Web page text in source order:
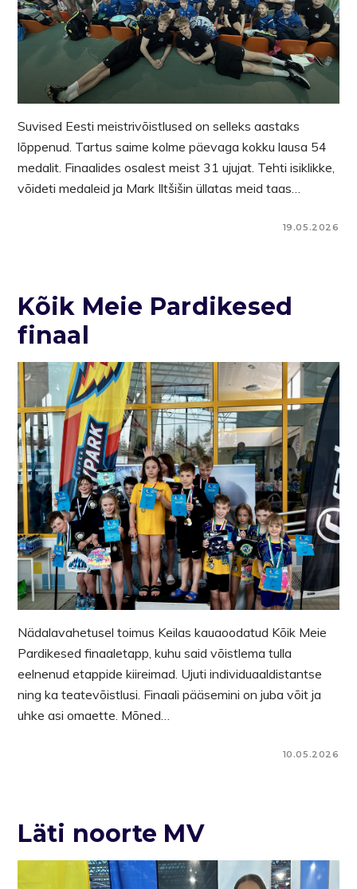
Suvised Eesti meistrivõistlused on selleks aastaks
lõppenud. Tartus saime kolme päevaga kokku lausa 54
medalit. Finaalides osalest meist 31 ujujat. Tehti isiklikke,
võideti medaleid ja Mark Iltšišin üllatas meid taas…
19.05.2026
Kõik Meie Pardikesed
finaal
Nädalavahetusel toimus Keilas kauaoodatud Kõik Meie
Pardikesed finaaletapp, kuhu said võistlema tulla
eelnenud etappide kiireimad. Ujuti individuaaldistantse
ning ka teatevõistlusi. Finaali pääsemini on juba võit ja
uhke asi omaette. Mõned…
10.05.2026
Läti noorte MV